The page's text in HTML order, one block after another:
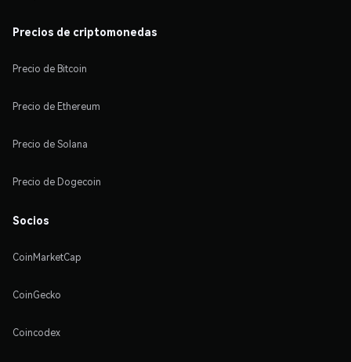
Precios de criptomonedas
Precio de Bitcoin
Precio de Ethereum
Precio de Solana
Precio de Dogecoin
Socios
CoinMarketCap
CoinGecko
Coincodex